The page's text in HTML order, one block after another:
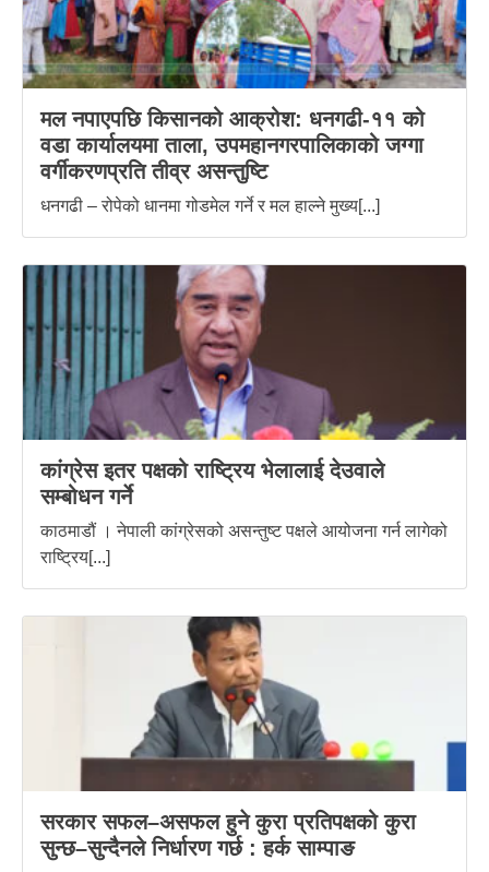
मल नपाएपछि किसानको आक्रोश: धनगढी-११ को
वडा कार्यालयमा ताला, उपमहानगरपालिकाको जग्गा
वर्गीकरणप्रति तीव्र असन्तुष्टि
धनगढी – रोपेको धानमा गोडमेल गर्ने र मल हाल्ने मुख्य[...]
कांग्रेस इतर पक्षको राष्ट्रिय भेलालाई देउवाले
सम्बोधन गर्ने
काठमाडौं । नेपाली कांग्रेसको असन्तुष्ट पक्षले आयोजना गर्न लागेको
राष्ट्रिय[...]
सरकार सफल–असफल हुने कुरा प्रतिपक्षको कुरा
सुन्छ–सुन्दैनले निर्धारण गर्छ : हर्क साम्पाङ